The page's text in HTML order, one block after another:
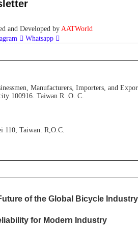
and Developed by AATWorld
Whatsapp
Manufacturers, Importers, and
100916. Taiwan R .O. C.
110, Taiwan. R,O.C.
of the Global Bicycle Industry
for Modern Industry